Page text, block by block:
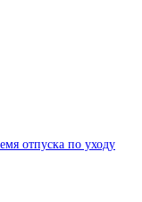
отпуска по уходу